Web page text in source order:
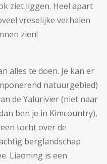
ziet liggen. Heel apart
vreselijke verhalen
zien!
alles te doen. Je kan er
natuurgebied)
de Yalurivier (niet naar
ben je in Kimcountry),
tocht over de
berglandschap
Liaoning is een